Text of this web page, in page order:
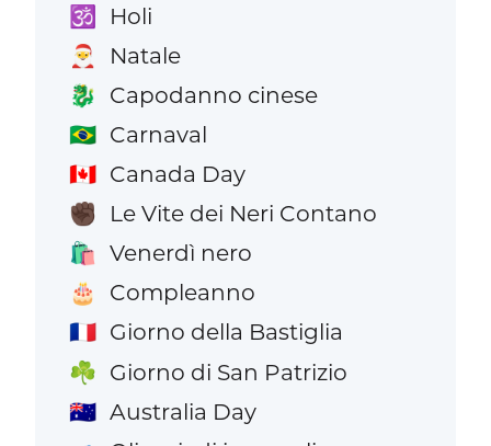
🕉️ Holi
🎅 Natale
🐉 Capodanno cinese
🇧🇷 Carnaval
🇨🇦 Canada Day
✊🏿 Le Vite dei Neri Contano
🛍️ Venerdì nero
🎂 Compleanno
🇫🇷 Giorno della Bastiglia
☘️ Giorno di San Patrizio
🇦🇺 Australia Day